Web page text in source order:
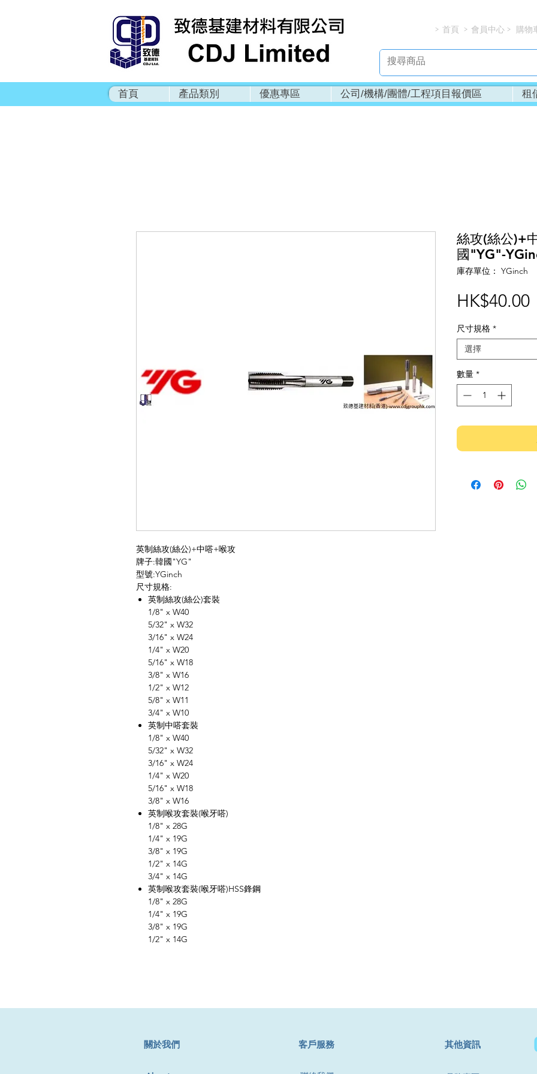
> > >
首頁 會員中心 購物
首頁 產品類別 優惠專區 公司/機構/團體/工程項目報價區 租
英制絲攻(絲公)+中嗒+喉攻
牌子:韓國"YG"
型號:YGinch
尺寸規格:
英制絲攻(絲公)套裝
1/8" x W40
5/32" x W32
3/16" x W24
1/4" x W20
5/16" x W18
3/8" x W16
1/2" x W12
5/8" x W11
3/4" x W10
英制中嗒套裝
1/8" x W40
5/32" x W32
3/16" x W24
1/4" x W20
5/16" x W18
3/8" x W16
英制喉攻套裝(喉牙嗒)
1/8" x 28G
1/4" x 19G
3/8" x 19G
1/2" x 14G
3/4" x 14G
英制喉攻套裝(喉牙嗒)HSS鋒鋼
1/8" x 28G
1/4" x 19G
3/8" x 19G
1/2" x 14G
絲攻(絲公)+
國"YG"-
庫存單位： YGinch
HK$40.00價
尺寸規格 *
選擇
數量 *
​關於我們 ​客戶服務 其他資訊